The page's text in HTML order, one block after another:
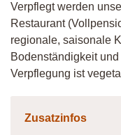
Verpflegt werden
Restaurant
regionale, saisonale
Bodenständigkeit
Verpflegung ist
Zusatzinfos